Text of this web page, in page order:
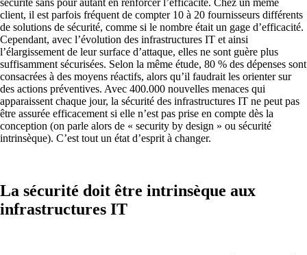
sécurité sans pour autant en renforcer l’efficacité. Chez un même
client, il est parfois fréquent de compter 10 à 20 fournisseurs différents
de solutions de sécurité, comme si le nombre était un gage d’efficacité.
Cependant, avec l’évolution des infrastructures IT et ainsi
l’élargissement de leur surface d’attaque, elles ne sont guère plus
suffisamment sécurisées. Selon la même étude, 80 % des dépenses sont
consacrées à des moyens réactifs, alors qu’il faudrait les orienter sur
des actions préventives. Avec 400.000 nouvelles menaces qui
apparaissent chaque jour, la sécurité des infrastructures IT ne peut pas
être assurée efficacement si elle n’est pas prise en compte dès la
conception (on parle alors de « security by design » ou sécurité
intrinsèque). C’est tout un état d’esprit à changer.
La sécurité doit être intrinsèque aux
infrastructures IT